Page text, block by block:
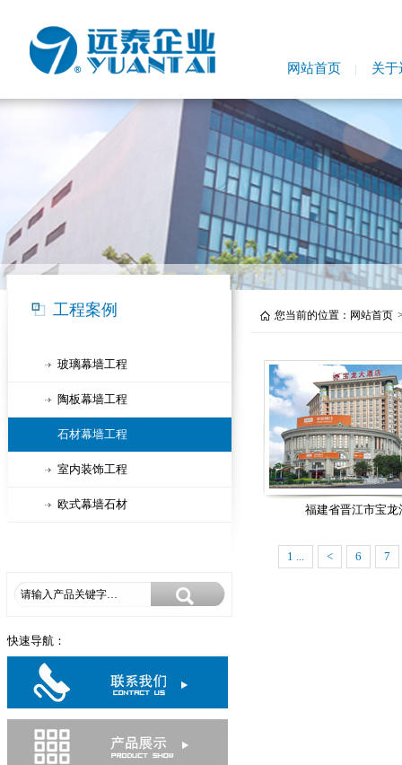
网站首页 关于
工程案例
玻璃幕墙工程
陶板幕墙工程
石材幕墙工程
室内装饰工程
欧式幕墙石材
快速导航：
您当前的位置： 网站首页
福建省晋江市宝龙
1 ... < 6 7